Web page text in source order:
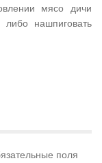
мясо дичи
либо нашпиговать
поля